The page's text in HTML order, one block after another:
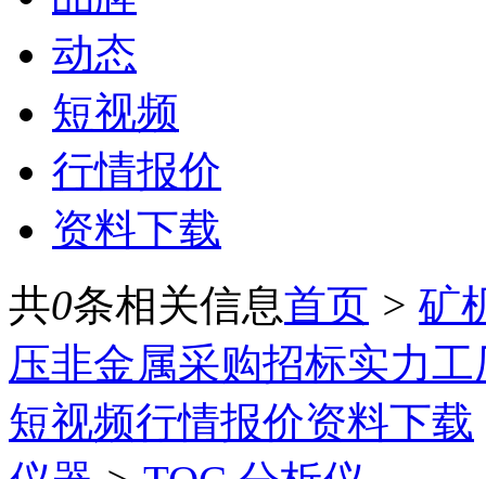
动态
短视频
行情报价
资料下载
共0条相关信息首页 > 矿
压非金属采购招标实力工
短视频行情报价资料下载